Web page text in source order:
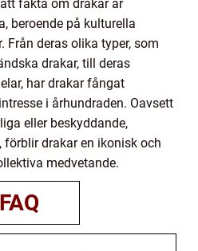
fakta om drakar är
beroende på kulturella
Från deras olika typer, som
drakar, till deras
har drakar fångat
i århundraden. Oavsett
eller beskyddande,
drakar en ikonisk och
medvetande.
FAQ